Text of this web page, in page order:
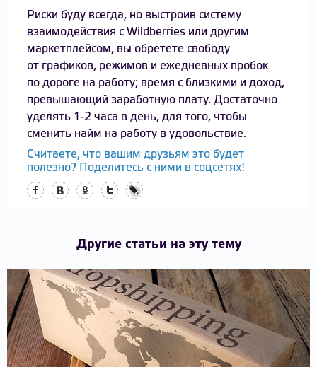
Риски буду всегда, но выстроив систему
взаимодействия с Wildberries или другим
маркетплейсом, вы обретете свободу
от графиков, режимов и ежедневных пробок
по дороге на работу; время с близкими и доход,
превышающий заработную плату. Достаточно
уделять 1-2 часа в день, для того, чтобы
сменить найм на работу в удовольствие.
Считаете, что вашим друзьям это будет
полезно? Поделитесь с ними в соцсетях!
Другие статьи на эту тему